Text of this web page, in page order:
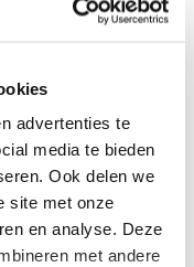
advertenties te
media te bieden
Ook delen we
site met onze
en analyse. Deze
met andere